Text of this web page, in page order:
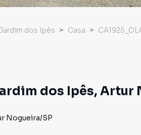
dos Ipês Casa
dos Ipês, Artur
Nogueira/SP